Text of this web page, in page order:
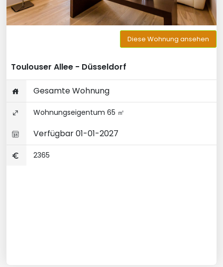
Diese Wohnung ansehen
Toulouser Allee - Düsseldorf
Gesamte Wohnung
Wohnungseigentum 65 ㎡
Verfügbar 01-01-2027
2365